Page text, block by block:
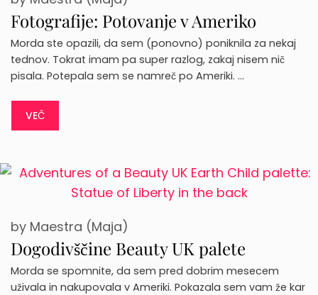
Fotografije: Potovanje v Ameriko
Morda ste opazili, da sem (ponovno) poniknila za nekaj
tednov. Tokrat imam pa super razlog, zakaj nisem nič
pisala. Potepala sem se namreč po Ameriki. …
VEČ
Dogodivščine Beauty UK palete
by Maestra (Maja)
Morda se spomnite, da sem pred dobrim mesecem
uživala in nakupovala v Ameriki. Pokazala sem vam že kar